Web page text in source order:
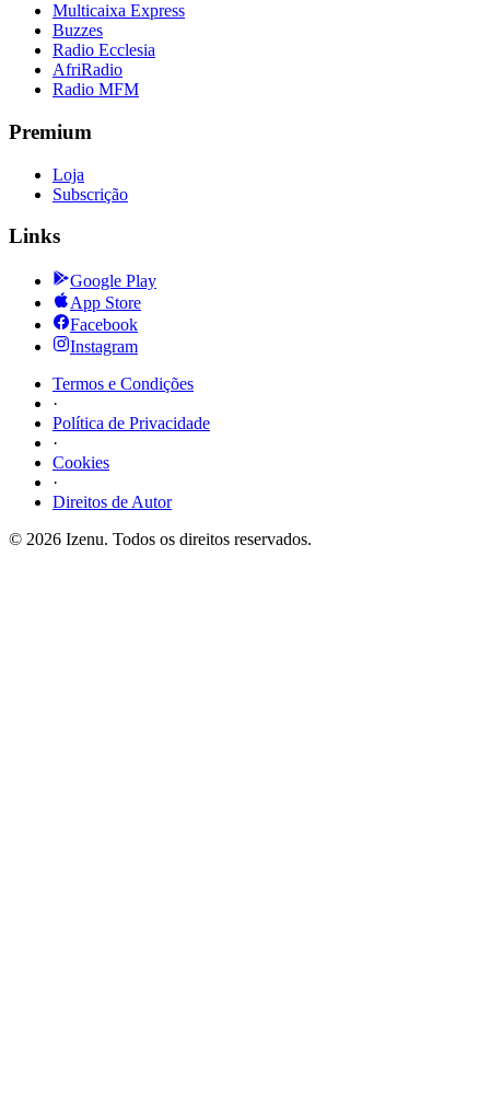
Multicaixa Express
Buzzes
Radio Ecclesia
AfriRadio
Radio MFM
Premium
Loja
Subscrição
Links
Google Play
App Store
Facebook
Instagram
Termos e Condições
·
Política de Privacidade
·
Cookies
·
Direitos de Autor
© 2026 Izenu. Todos os direitos reservados.